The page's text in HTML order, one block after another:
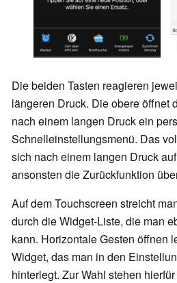
Die beiden Tasten reagieren
längeren Druck. Die obere öffnet
nach einem langen Druck ein
Schnelleinstellungsmenü. Das
sich nach einem langen Druck
ansonsten die Zurückfunktion
Auf dem Touchscreen streicht
durch die Widget-Liste, die man
kann. Horizontale Gesten öffnen
Widget, das man in den
hinterlegt. Zur Wahl stehen